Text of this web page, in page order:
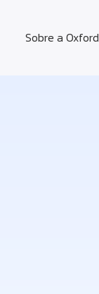
Sobre a Oxford